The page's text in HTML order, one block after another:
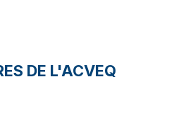
DE L'ACVEQ